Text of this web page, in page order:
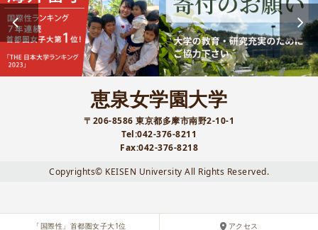
恵泉女学園大学
〒206-8586 東京都多摩市南野2-10-1
Tel:042-376-8211
Fax:042-376-8218
Copyrights© KEISEN University All Rights Reserved.
「国際性」首都圏女子大1位 アクセス